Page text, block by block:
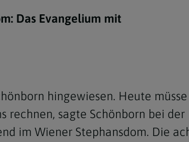
Das Evangelium mit
hingewiesen. Heute
rechnen, sagte Schönborn bei der
im Wiener Stephansdom. Die